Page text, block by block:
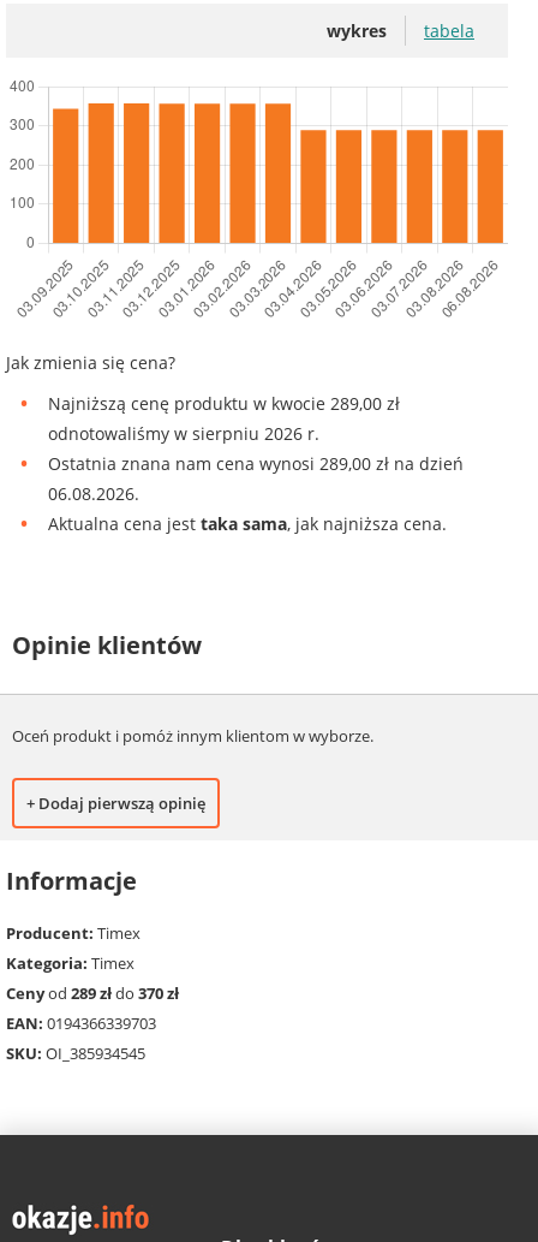
wykres tabela
Jak zmienia się cena?
Najniższą cenę produktu w kwocie 289,00 zł
odnotowaliśmy w sierpniu 2026 r.
Ostatnia znana nam cena wynosi 289,00 zł na dzień
06.08.2026.
Aktualna cena jest taka sama, jak najniższa cena.
Opinie klientów
Oceń produkt i pomóż innym klientom w wyborze.
+ Dodaj pierwszą opinię
Informacje
Producent: Timex
Kategoria: Timex
Cenyod 289 złdo 370 zł
EAN: 0194366339703
SKU: OI_385934545